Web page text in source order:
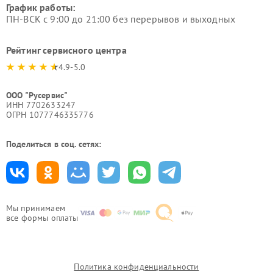
Мы принимаем
все формы оплаты
График работы:
ПН-ВСК с 9:00 до 21:00 без перерывов и выходных
Рейтинг сервисного центра
4.9-5.0
ООО "Русервис"
ИНН 7702633247
ОГРН 1077746335776
Поделиться в соц. сетях:
Политика конфиденциальности